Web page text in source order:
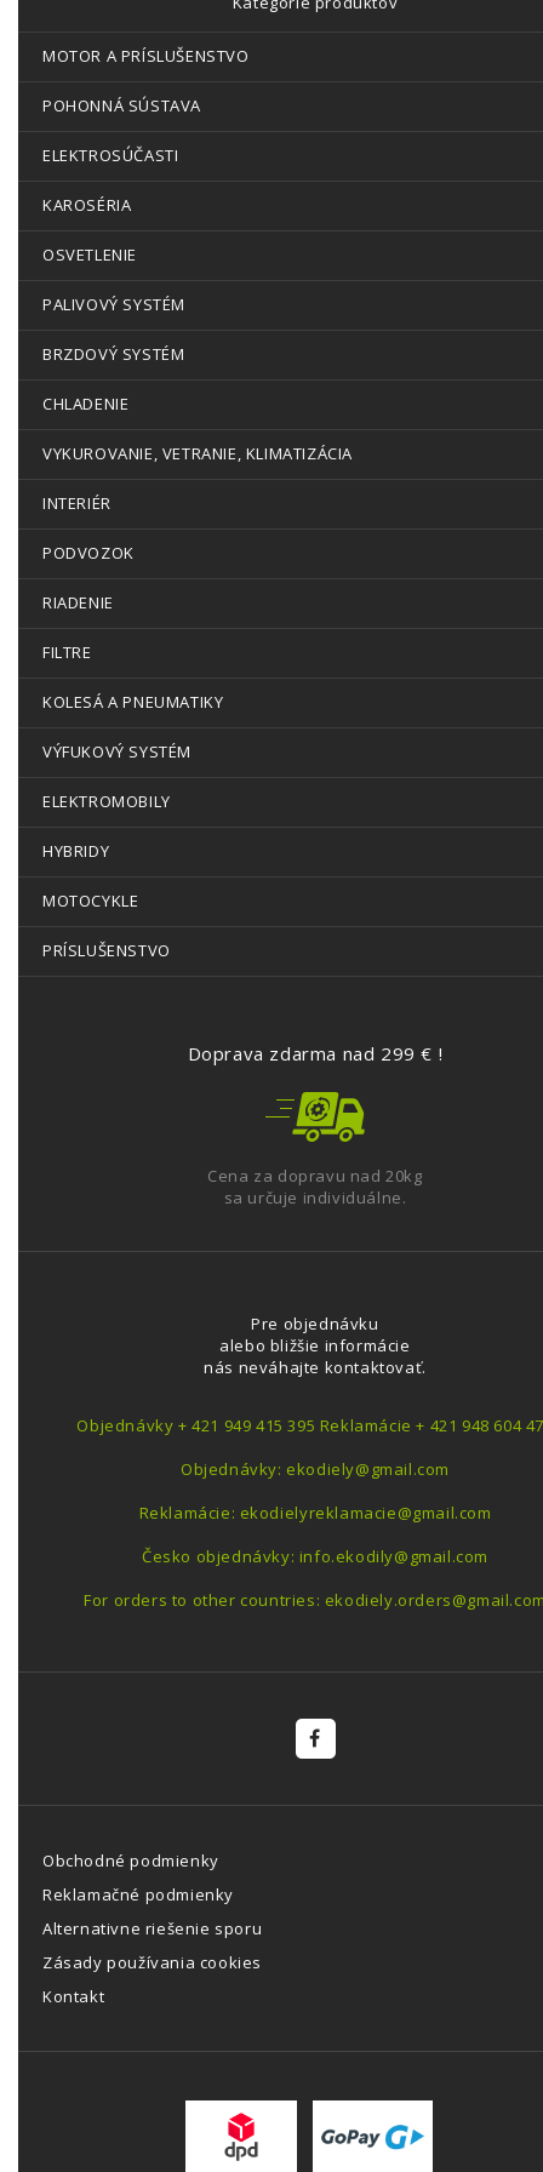
MOTOR A PRÍSLUŠENSTVO
POHONNÁ SÚSTAVA
ELEKTROSÚČASTI
KAROSÉRIA
OSVETLENIE
PALIVOVÝ SYSTÉM
BRZDOVÝ SYSTÉM
CHLADENIE
VYKUROVANIE, VETRANIE, KLIMATIZÁCIA
INTERIÉR
PODVOZOK
RIADENIE
FILTRE
KOLESÁ A PNEUMATIKY
VÝFUKOVÝ SYSTÉM
ELEKTROMOBILY
HYBRIDY
MOTOCYKLE
PRÍSLUŠENSTVO
Doprava zdarma nad 299 € !
Cena za dopravu nad 20kg
sa určuje individuálne.
Pre objednávku
alebo bližšie informácie
nás neváhajte kontaktovať.
Objednávky + 421 949 415 395 Reklamácie + 421 948 604
Objednávky: ekodiely@gmail.com
Reklamácie: ekodielyreklamacie@gmail.com
Česko objednávky: info.ekodily@gmail.com
For orders to other countries:
Obchodné podmienky
Reklamačné podmienky
Alternativne riešenie sporu
Zásady používania cookies
Kontakt